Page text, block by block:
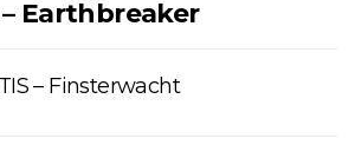
– Earthbreaker
– Finsterwacht